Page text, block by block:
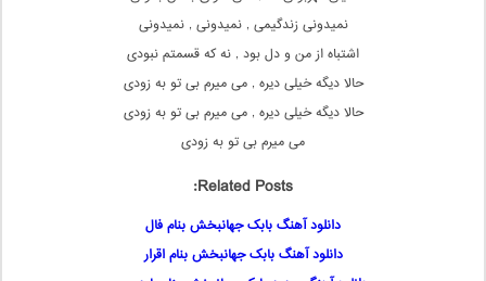
نمیدونی زندگیمی , نمیدونی , نمیدونی
اشتباه از من و دل بود , نه که قسمتم نبودی
حالا دیگه خیلی دیره , می میرم بی تو به زودی
حالا دیگه خیلی دیره , می میرم بی تو به زودی
می میرم بی تو به زودی
Related Posts:
دانلود آهنگ بابک جهانبخش بنام فال
دانلود آهنگ بابک جهانبخش بنام اقرار